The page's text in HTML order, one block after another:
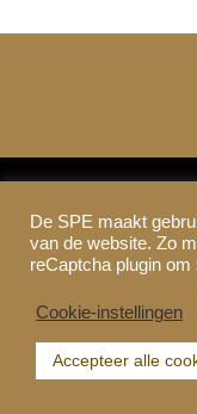
Colofon &
De SPE maakt
van de website. Zo
reCaptcha plugin
Cookie-instellingen
Accepteer alle